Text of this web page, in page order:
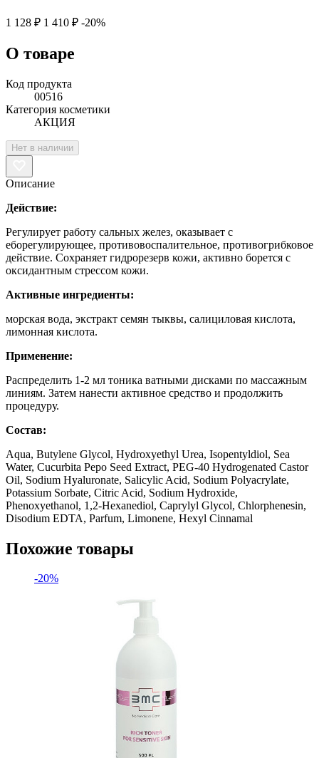
1 128 ₽ 1 410 ₽ -20%
О товаре
Код продукта
00516
Категория косметики
АКЦИЯ
Нет в наличии
Описание
Действие:
Регулирует работу сальных желез, оказывает с
еборегулирующее, противовоспалительное, противогрибковое
действие. Сохраняет гидрорезерв кожи, активно борется с
оксидантным стрессом кожи.
Активные ингредиенты:
морская вода, экстракт семян тыквы, салициловая кислота,
лимонная кислота.
Применение:
Распределить 1-2 мл тоника ватными дисками по массажным
линиям. Затем нанести активное средство и продолжить
процедуру.
Состав:
Aqua, Butylene Glycol, Hydroxyethyl Urea, Isopentyldiol, Sea
Water, Cucurbita Pepo Seed Extract, PEG-40 Hydrogenated Castor
Oil, Sodium Hyaluronate, Salicylic Acid, Sodium Polyacrylate,
Potassium Sorbate, Citric Acid, Sodium Hydroxide,
Phenoxyethanol, 1,2-Hexanediol, Caprylyl Glycol, Chlorphenesin,
Disodium EDTA, Parfum, Limonene, Hexyl Cinnamal
Похожие товары
-20%